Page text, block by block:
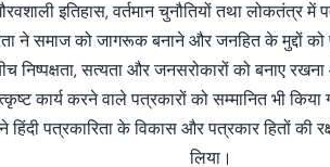
इतिहास, वर्तमान चुनौतियों तथा लोकतंत्र में
ने समाज को जागरूक बनाने और जनहित के मुद्दों को
निष्पक्षता, सत्यता और जनसरोकारों को बनाए
कार्य करने वाले पत्रकारों को सम्मानित भी
ने हिंदी पत्रकारिता के विकास और पत्रकार हितों
लिया।